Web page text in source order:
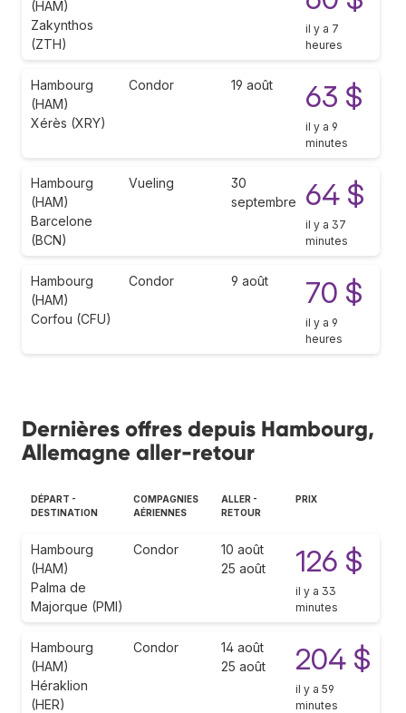
(HAM)
Zakynthos
(ZTH)
il y a 7
heures
Hambourg
(HAM)
Xérès (XRY)
Condor 19 août 63 $
il y a 9
minutes
Hambourg
(HAM)
Barcelone
(BCN)
Vueling
30
septembre
64 $
il y a 37
minutes
Hambourg
(HAM)
Corfou (CFU)
Condor 9 août 70 $
il y a 9
heures
Dernières offres depuis Hambourg,
Allemagne aller-retour
DÉPART -
DESTINATION
COMPAGNIES
AÉRIENNES
ALLER -
RETOUR
PRIX
Hambourg
(HAM)
Palma de
Majorque (PMI)
Condor
10 août
25 août
126 $
il y a 33
minutes
Hambourg
(HAM)
Héraklion
(HER)
Condor
14 août
25 août
204 $
il y a 59
minutes